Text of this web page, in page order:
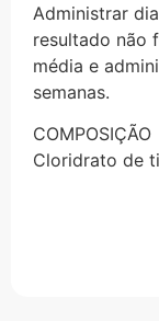
Administrar
resultado não
média e
semanas.
COMPOSIÇÃO
Cloridrato de